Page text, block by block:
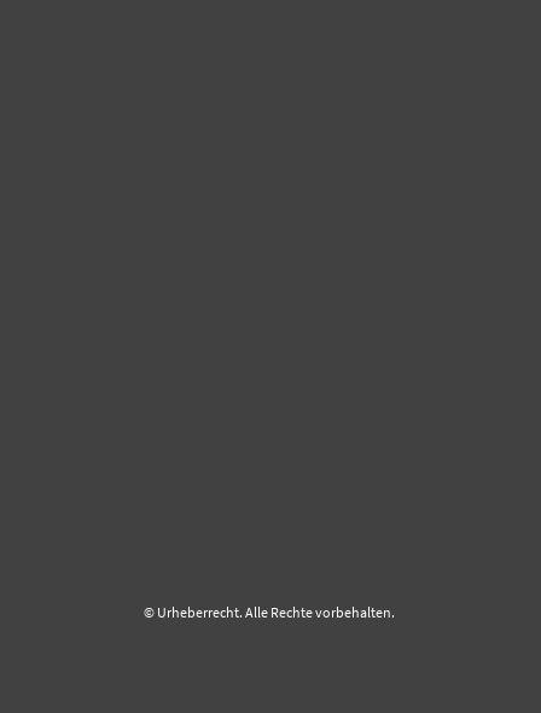
© Urheberrecht. Alle Rechte vorbehalten.